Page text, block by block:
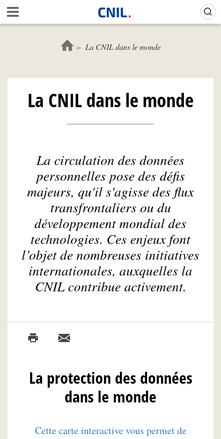
Aller
au
contenu
c
l
C
N
La CNIL dans le monde
La CNIL dans le monde
La circulation des données
personnelles pose des défis
majeurs, qu'il s'agisse des flux
transfrontaliers ou du
développement mondial des
technologies. Ces enjeux font
l’objet de nombreuses initiatives
internationales, auxquelles la
CNIL contribue activement.
La protection des données
dans le monde
Cette carte interactive vous permet de
Gestion de vos préférences sur les cookies (témoins de connexion)